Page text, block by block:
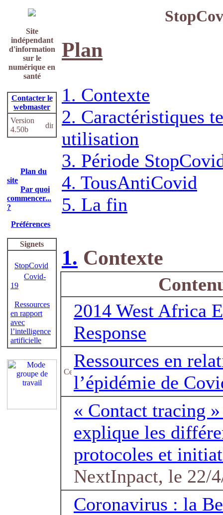
Site
indépendant
d'information
sur le
numérique en
santé
Contacter le
webmaster
Version
4.50b
Plan du
site
Par quoi
commencer...
?
Préférences
Signets
StopCovid
Covid-
19
Ressources
en rapport
avec
l’intelligence
artificielle
Plan
1. Contexte
2. Caractéristiques
utilisation
3. Période
4. TousAntiCovid
5. La fin
1. Contexte
2014 West Africa
Response
Ressources en
l’épidémie de
« Contact tracing
explique les
protocoles et
NextInpact, le 22/
Coronavirus : la